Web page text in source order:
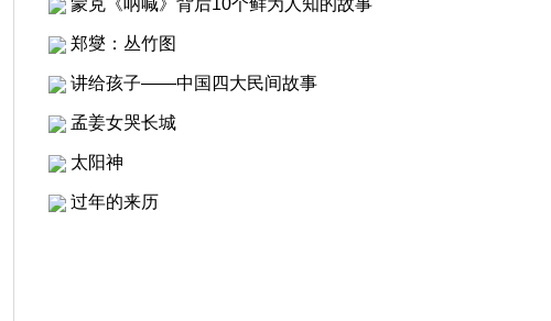
蒙克《呐喊》背后10个鲜为人知的故事
郑燮：丛竹图
讲给孩子——中国四大民间故事
孟姜女哭长城
太阳神
过年的来历